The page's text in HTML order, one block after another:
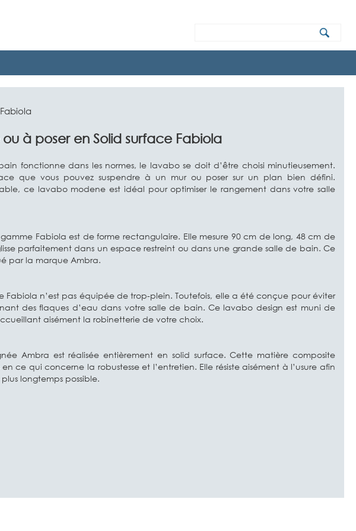
à poser en Solid surface Fabiola
fonctionne dans les normes, le lavabo se doit d’être choisi minutieusement.
que vous pouvez suspendre à un mur ou poser sur un plan bien défini.
ce lavabo modene est idéal pour optimiser le rangement dans votre salle
Fabiola est de forme rectangulaire. Elle mesure 90 cm de long, 48 cm de
parfaitement dans un espace restreint ou dans une grande salle de bain. Ce
par la marque Ambra.
Fabiola n’est pas équipée de trop-plein. Toutefois, elle a été conçue pour éviter
des flaques d’eau dans votre salle de bain. Ce lavabo design est muni de
aisément la robinetterie de votre choix.
Ambra est réalisée entièrement en solid surface. Cette matière composite
ce qui concerne la robustesse et l’entretien. Elle résiste aisément à l’usure afin
longtemps possible.